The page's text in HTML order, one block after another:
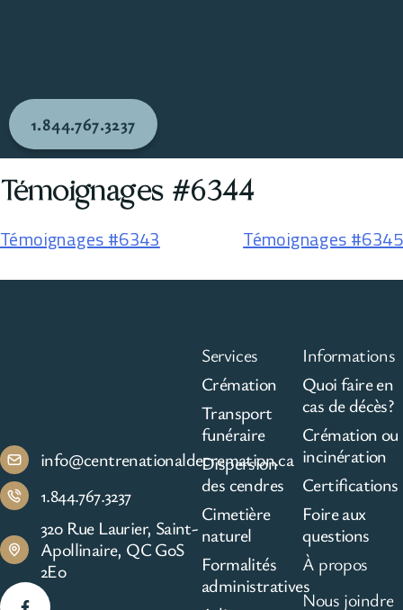
1.844.767.3237
Témoignages #6344
Témoignages #6343 Témoignages #6345
info@centrenationaldecremation.ca
1.844.767.3237
320 Rue Laurier, Saint-
Apollinaire, QC G0S
2E0
Services
Crémation
Transport
funéraire
Dispersion
des cendres
Cimetière
naturel
Formalités
administratives
Informations
Quoi faire en
cas de décès?
Crémation ou
incinération
Certifications
Foire aux
questions
À propos
Nous joindre